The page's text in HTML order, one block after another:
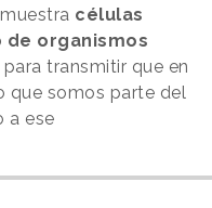
células
de organismos
transmitir que en
que somos parte del
a ese